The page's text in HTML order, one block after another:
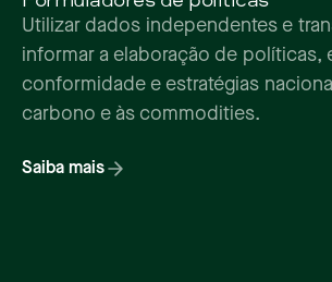
Utilizar dados independentes e
informar a elaboração de políticas,
conformidade e estratégias
carbono e às commodities.
Saiba mais